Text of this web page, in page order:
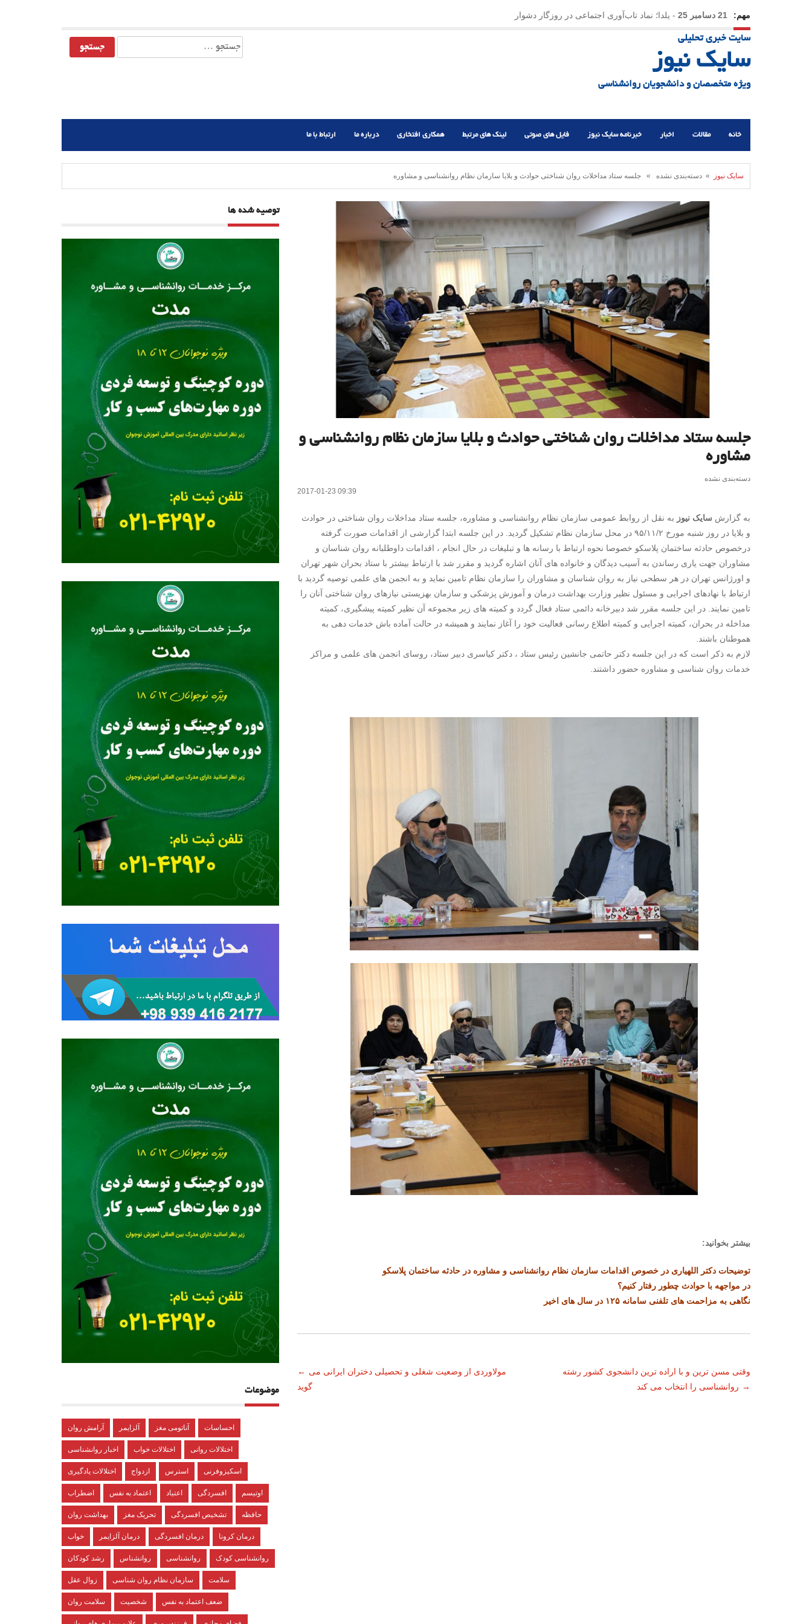
مهم: 21 دسامبر 25 - یلدا؛ نماد تاب‌آوری اجتماعی در روزگار دشوار
سایت خبری تحلیلی
سایک نیوز
ویژه متخصصان و دانشجویان روانشناسی
جستجو
برای:
خانه مقالات اخبار خبرنامه سایک نیوز فایل های صوتی لینک های مرتبط همکاری افتخاری درباره ما ارتباط با ما
سایک نیوز » دسته‌بندی نشده » جلسه ستاد مداخلات روان شناختی حوادث و بلایا سازمان نظام روانشناسی و مشاوره
جلسه ستاد مداخلات روان شناختی حوادث و بلایا سازمان نظام روانشناسی و
مشاوره
دسته‌بندی نشده
2017-01-23 09:39
به گزارش سایک نیوز به نقل از روابط عمومی سازمان نظام روانشناسی و مشاوره، جلسه ستاد مداخلات روان شناختی در حوادث
و بلایا در روز شنبه مورخ ۹۵/۱۱/۲ در محل سازمان نظام تشکیل گردید. در این جلسه ابتدا گزارشی از اقدامات صورت گرفته
درخصوص حادثه ساختمان پلاسکو خصوصا نحوه ارتباط با رسانه ها و تبلیغات در حال انجام ، اقدامات داوطلبانه روان شناسان و
مشاوران جهت یاری رساندن به آسیب دیدگان و خانواده های آنان اشاره گردید و مقرر شد با ارتباط بیشتر با ستاد بحران شهر تهران
و اورژانس تهران در هر سطحی نیاز به روان شناسان و مشاوران را سازمان نظام تامین نماید و به انجمن های علمی توصیه گردید با
ارتباط با نهادهای اجرایی و مسئول نظیر وزارت بهداشت درمان و آموزش پزشکی و سازمان بهزیستی نیازهای روان شناختی آنان را
تامین نمایند. در این جلسه مقرر شد دبیرخانه دائمی ستاد فعال گردد و کمیته های زیر مجموعه آن نظیر کمیته پیشگیری، کمیته
مداخله در بحران، کمیته اجرایی و کمیته اطلاع رسانی فعالیت خود را آغاز نمایند و همیشه در حالت آماده باش خدمات دهی به
هموطنان باشند.
لازم به ذکر است که در این جلسه دکتر حاتمی جانشین رئیس ستاد ، دکتر کیاسری دبیر ستاد، روسای انجمن های علمی و مراکز
خدمات روان شناسی و مشاوره حضور داشتند.
بیشتر بخوانید:
توضیحات دکتر اللهیاری در خصوص اقدامات سازمان نظام روانشناسی و مشاوره در حادثه ساختمان پلاسکو
در مواجهه با حوادث چطور رفتار کنیم؟
نگاهی به مزاحمت های تلفنی سامانه ۱۲۵ در سال های اخیر
ناوبری
نوشته
← مولاوردی از وضعیت شغلی و تحصیلی دختران ایرانی می
گوید
وقتی مسن ترین و با اراده ترین دانشجوی کشور رشته
روانشناسی را انتخاب می کند →
توصیه شده ها
موضوعات
آرامش روان آلزایمر آناتومی مغز احساسات
اخبار روانشناسی اختلالات خواب اختلالات روانی
اختلالات یادگیری ازدواج استرس اسکیزوفرنی
اضطراب اعتماد به نفس اعتیاد افسردگی اوتیسم
بهداشت روان تحریک مغز تشخیص افسردگی حافظه
خواب درمان آلزایمر درمان افسردگی درمان کرونا
رشد کودکان روانشناس روانشناسی روانشناسی کودک
زوال عقل سازمان نظام روان شناسی سلامت
سلامت روان شخصیت ضعف اعتماد به نفس